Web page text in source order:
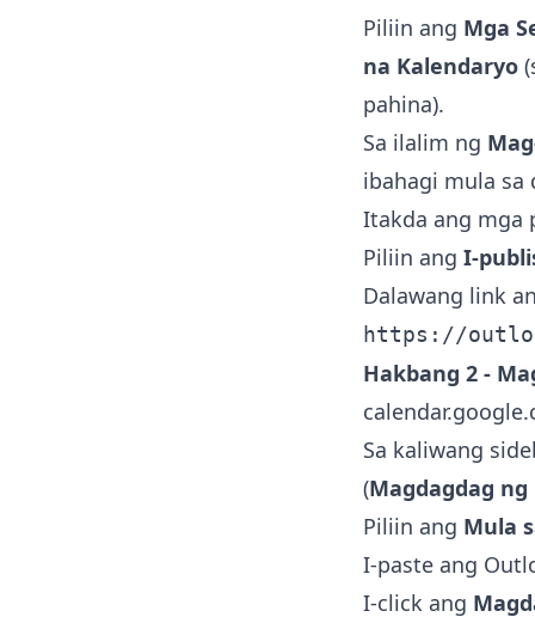
Piliin ang Mga
na Kalendaryo
pahina).
Sa ilalim ng
ibahagi mula sa
Itakda ang
Piliin ang I-
Dalawang link
https://
Hakbang 2 -
Sa kaliwang
(Magdagdag
Piliin ang Mula
I-paste ang
I-click ang